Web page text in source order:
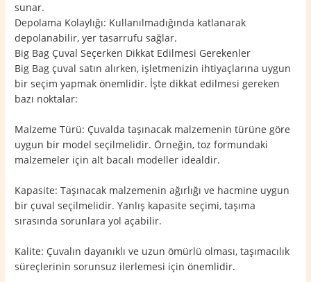
sunar.
Depolama Kolaylığı: Kullanılmadığında katlanarak
depolanabilir, yer tasarrufu sağlar.
Big Bag Çuval Seçerken Dikkat Edilmesi Gerekenler
Big Bag çuval satın alırken, işletmenizin ihtiyaçlarına uygun
bir seçim yapmak önemlidir. İşte dikkat edilmesi gereken
bazı noktalar:
Malzeme Türü: Çuvalda taşınacak malzemenin türüne göre
uygun bir model seçilmelidir. Örneğin, toz formundaki
malzemeler için alt bacalı modeller idealdir.
Kapasite: Taşınacak malzemenin ağırlığı ve hacmine uygun
bir çuval seçilmelidir. Yanlış kapasite seçimi, taşıma
sırasında sorunlara yol açabilir.
Kalite: Çuvalın dayanıklı ve uzun ömürlü olması, taşımacılık
süreçlerinin sorunsuz ilerlemesi için önemlidir.